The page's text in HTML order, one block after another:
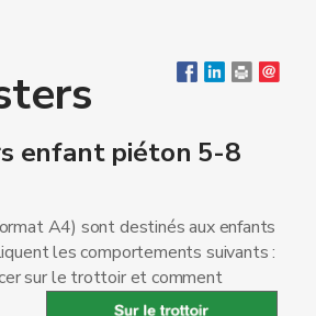
enfant piéton 5-8
A4) sont destinés aux enfants
les comportements suivants :
sur le trottoir et comment